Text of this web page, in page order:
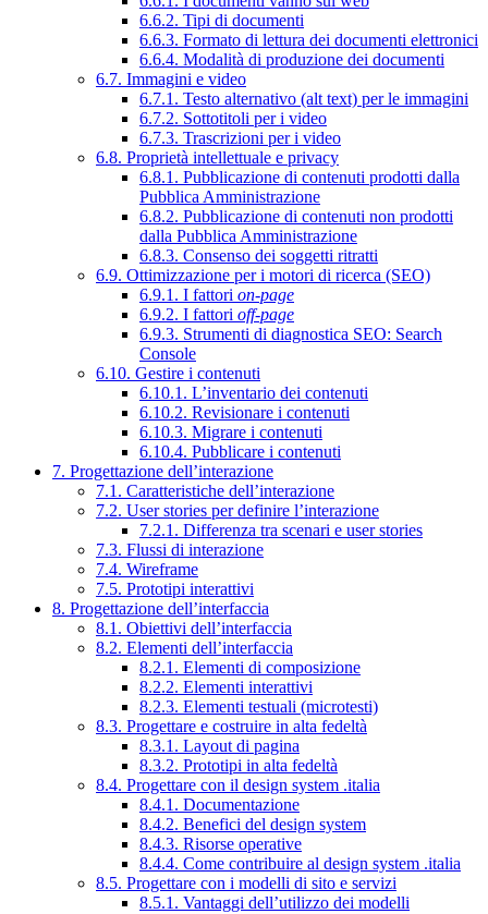
6.6.2. Tipi di documenti
6.6.3. Formato di lettura dei documenti elettronici
6.6.4. Modalità di produzione dei documenti
6.7. Immagini e video
6.7.1. Testo alternativo (alt text) per le immagini
6.7.2. Sottotitoli per i video
6.7.3. Trascrizioni per i video
6.8. Proprietà intellettuale e privacy
6.8.1. Pubblicazione di contenuti prodotti dalla
Pubblica Amministrazione
6.8.2. Pubblicazione di contenuti non prodotti
dalla Pubblica Amministrazione
6.8.3. Consenso dei soggetti ritratti
6.9. Ottimizzazione per i motori di ricerca (SEO)
6.9.1. I fattori on-page
6.9.2. I fattori off-page
6.9.3. Strumenti di diagnostica SEO: Search
Console
6.10. Gestire i contenuti
6.10.1. L’inventario dei contenuti
6.10.2. Revisionare i contenuti
6.10.3. Migrare i contenuti
6.10.4. Pubblicare i contenuti
7. Progettazione dell’interazione
7.1. Caratteristiche dell’interazione
7.2. User stories per definire l’interazione
7.2.1. Differenza tra scenari e user stories
7.3. Flussi di interazione
7.4. Wireframe
7.5. Prototipi interattivi
8. Progettazione dell’interfaccia
8.1. Obiettivi dell’interfaccia
8.2. Elementi dell’interfaccia
8.2.1. Elementi di composizione
8.2.2. Elementi interattivi
8.2.3. Elementi testuali (microtesti)
8.3. Progettare e costruire in alta fedeltà
8.3.1. Layout di pagina
8.3.2. Prototipi in alta fedeltà
8.4. Progettare con il design system .italia
8.4.1. Documentazione
8.4.2. Benefici del design system
8.4.3. Risorse operative
8.4.4. Come contribuire al design system .italia
8.5. Progettare con i modelli di sito e servizi
8.5.1. Vantaggi dell’utilizzo dei modelli